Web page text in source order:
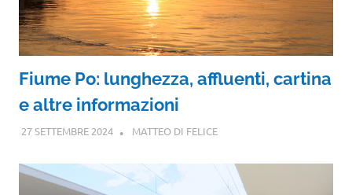
Fiume Po: lunghezza, affluenti, cartina
e altre informazioni
27 SETTEMBRE 2024 MATTEO DI FELICE